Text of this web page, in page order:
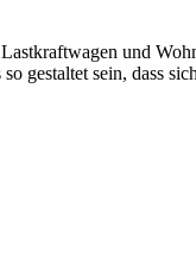
und
gestaltet sein, dass